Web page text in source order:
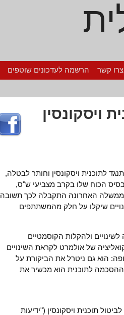
צרו קשר הרשמה לעדכונים שוטפים
ויסקונסין
לתוכנית ויסקונסין וחותר לבטלה,
הכוח שלו בקרב מצביעי ש"ס,
האחרונה התקבלה לכך תשובה
שיקלו על חלק מהמשתתפים
ולהקלות הקוסמטיים
של אולמרט לקראת השינויים
הוא גם ניטרל את הביקורת על
ההסכמה לתוכנית הוא מכשיר את
תוכנית ויסקונסין ("ידיעות